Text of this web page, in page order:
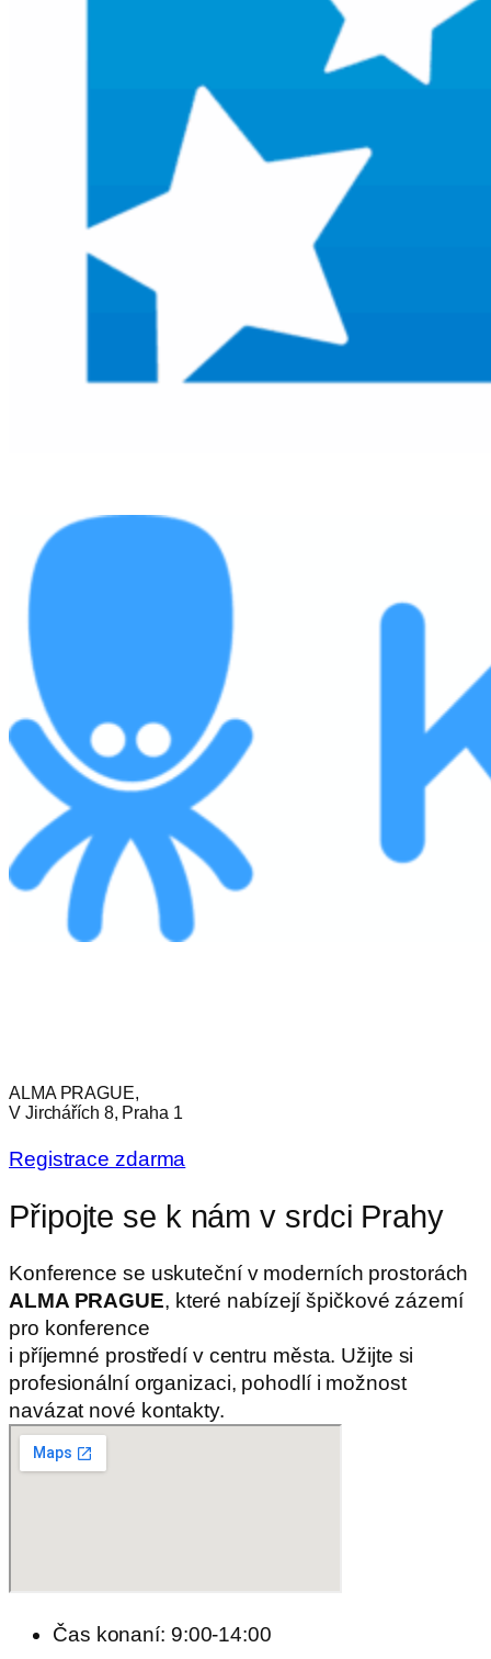
ALMA PRAGUE,
V Jirchářích 8, Praha 1
Registrace zdarma
Připojte se k nám v srdci Prahy
Konference se uskuteční v moderních prostorách
ALMA PRAGUE, které nabízejí špičkové zázemí
pro konference
i příjemné prostředí v centru města. Užijte si
profesionální organizaci, pohodlí i možnost
navázat nové kontakty.
Čas konaní: 9:00-14:00